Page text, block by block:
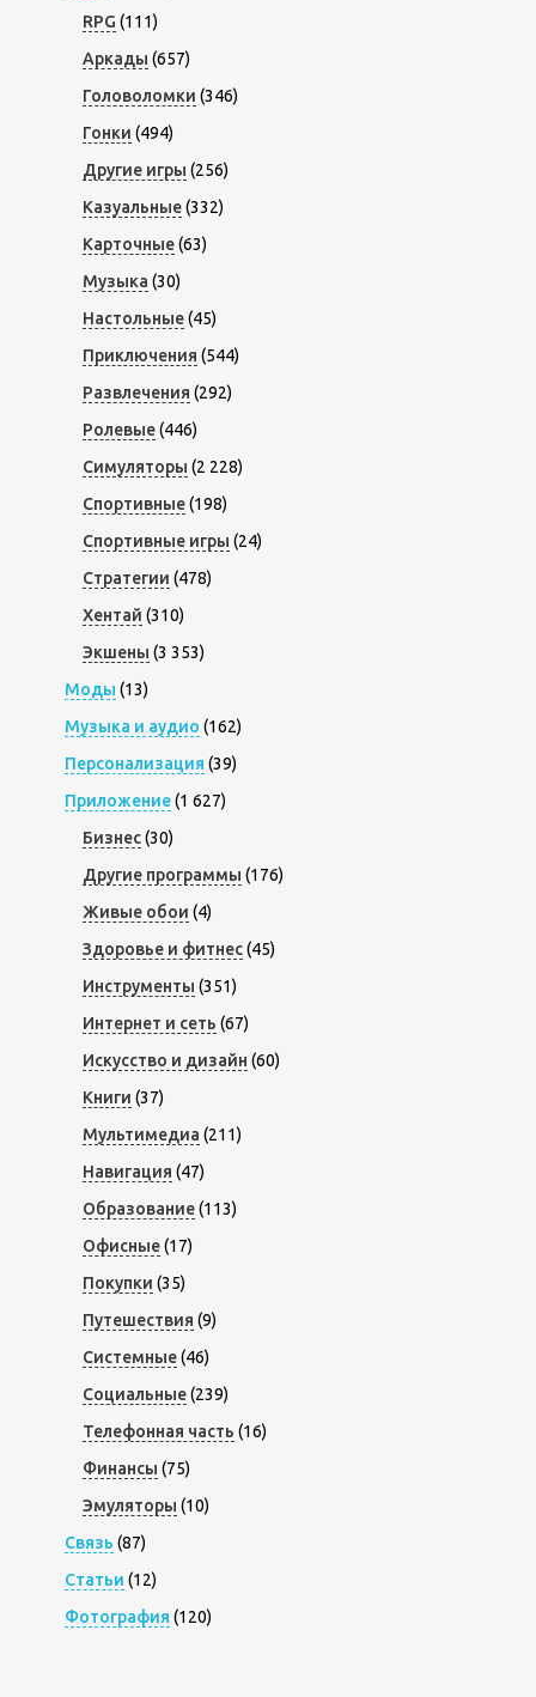
RPG (111)
Аркады (657)
Головоломки (346)
Гонки (494)
Другие игры (256)
Казуальные(332)
Карточные(63)
Музыка (30)
Настольные(45)
Приключения (544)
Развлечения (292)
Ролевые(446)
Симуляторы (2 228)
Спортивные(198)
Спортивные игры (24)
Стратегии (478)
Хентай (310)
Экшены (3 353)
Моды (13)
Музыка и аудио (162)
Персонализация (39)
Приложение(1 627)
Бизнес(30)
Другие программы (176)
Живые обои (4)
Здоровье и фитнес(45)
Инструменты (351)
Интернет и сеть (67)
Искусство и дизайн (60)
Книги (37)
Мультимедиа (211)
Навигация (47)
Образование(113)
Офисные(17)
Покупки (35)
Путешествия (9)
Системные(46)
Социальные(239)
Телефонная часть (16)
Финансы (75)
Эмуляторы (10)
Связь (87)
Статьи (12)
Фотография (120)